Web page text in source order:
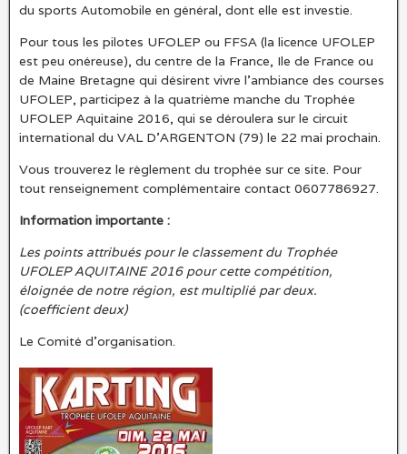
du sports Automobile en général, dont elle est investie.
Pour tous les pilotes UFOLEP ou FFSA (la licence UFOLEP
est peu onéreuse), du centre de la France, Ile de France ou
de Maine Bretagne qui désirent vivre l’ambiance des courses
UFOLEP, participez à la quatrième manche du Trophée
UFOLEP Aquitaine 2016, qui se déroulera sur le circuit
international du VAL D’ARGENTON (79) le 22 mai prochain.
Vous trouverez le règlement du trophée sur ce site. Pour
tout renseignement complémentaire contact 0607786927.
Information importante :
Les points attribués pour le classement du Trophée
UFOLEP AQUITAINE 2016 pour cette compétition,
éloignée de notre région, est multiplié par deux.
(coefficient deux)
Le Comité d’organisation.